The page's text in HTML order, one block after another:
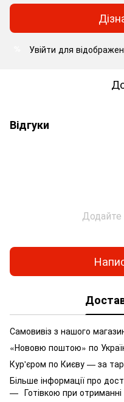
Увійти для
Відгуки
Додайте
Самовивіз з нашого
«Нововю поштою» по
Кур'єром по Києву — за
Більше інформації про
Готівкою при отриманні